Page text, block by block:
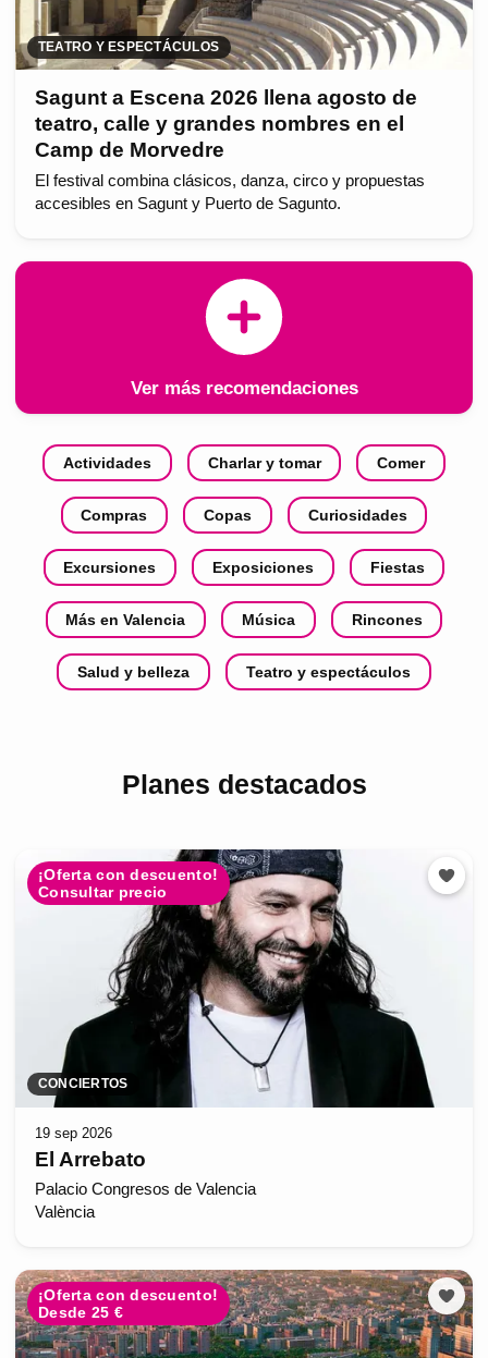
TEATRO Y ESPECTÁCULOS
Sagunt a Escena 2026 llena agosto de
teatro, calle y grandes nombres en el
Camp de Morvedre
El festival combina clásicos, danza, circo y propuestas
accesibles en Sagunt y Puerto de Sagunto.
Ver más recomendaciones
Actividades Charlar y tomar Comer
Compras Copas Curiosidades
Excursiones Exposiciones Fiestas
Más en Valencia Música Rincones
Salud y belleza Teatro y espectáculos
Planes destacados
¡Oferta con descuento!
Consultar precio
CONCIERTOS
19 sep 2026
El Arrebato
Palacio Congresos de Valencia
València
¡Oferta con descuento!
Desde 25 €